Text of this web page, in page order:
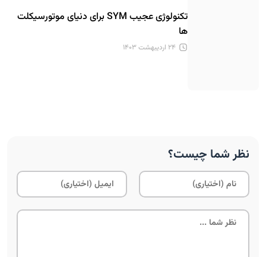
تکنولوژی عجیب SYM برای دنیای موتورسیکلت
ها
۲۴ اردیبهشت ۱۴۰۳
نظر شما چیست؟